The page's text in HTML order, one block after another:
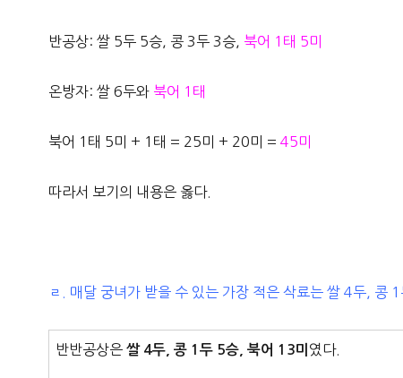
반공상: 쌀 5두 5승, 콩 3두 3승, 북어 1태 5미
온방자: 쌀 6두와 북어 1태
북어 1태 5미 + 1태 = 25미 + 20미 =45미
따라서 보기의 내용은 옳다.
ㄹ. 매달 궁녀가 받을 수 있는 가장 적은 삭료는 쌀 4두, 콩
반반공상은쌀 4두, 콩 1두 5승, 북어 13미 였다.